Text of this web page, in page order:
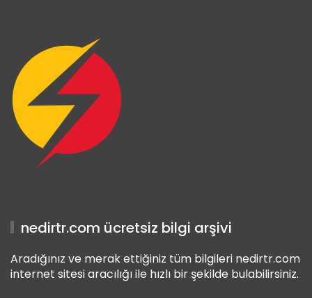
nedirtr.com ücretsiz bilgi arşivi
Aradığınız ve merak ettiğiniz tüm bilgileri nedirtr.com
internet sitesi aracılığı ile hızlı bir şekilde bulabilirsiniz.